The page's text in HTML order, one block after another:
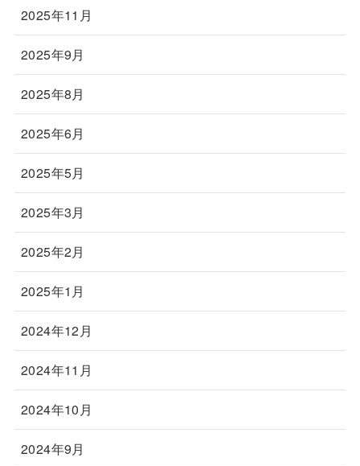
2025年11月
2025年9月
2025年8月
2025年6月
2025年5月
2025年3月
2025年2月
2025年1月
2024年12月
2024年11月
2024年10月
2024年9月